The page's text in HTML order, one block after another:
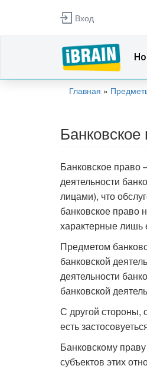
Перейти к основному содержанию
Вход
Вы здесь
Главная »
Банковское
Банковское право
деятельности
лицами), что
банковское право
характерные лишь
Предметом
банковской
деятельности
банковской
С другой стороны,
есть
Банковскому
субъектов этих